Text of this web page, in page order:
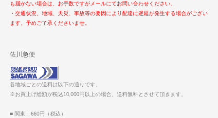
も届かない場合は、お手数ですがメールにてお問い合わせください。
・交通状況、地域、天災、事故等の要因により配達に遅延が発生する場合がござい
ます。予めご了承くださいませ。
佐川急便
各地域ごとの送料は以下の通りです。
※お買上げ総額が税込10,000円以上の場合、送料無料とさせて頂きます。
■ 関東：660円（税込）